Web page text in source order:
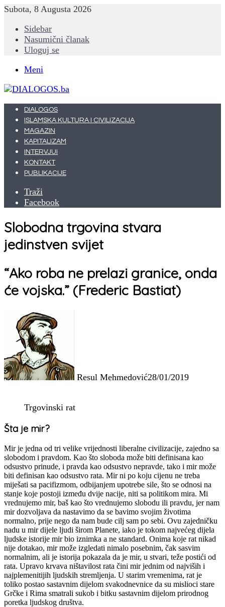
Subota, 8 Augusta 2026
Sidebar
Nasumični članak
Uloguj se
Meni
DIALOGOS
ISLAMSKA KULTURA I CIVILIZACIJA
MAGAZIN
KAPITALIZAM
INTERVJUI
KONTAKT
PUBLIKACIJE
Traži
Facebook
Slobodna trgovina stvara
jedinstven svijet
“Ako roba ne prelazi granice, onda
će vojska.” (Frederic Bastiat)
Resul Mehmedović28/01/2019
Trgovinski rat
Šta je mir?
Mir je jedna od tri velike vrijednosti liberalne civilizacije, zajedno sa
slobodom i pravdom. Kao što sloboda može biti definisana kao
odsustvo prinude, i pravda kao odsustvo nepravde, tako i mir može
biti definisan kao odsustvo rata. Mir ni po koju cijenu ne treba
miješati sa pacifizmom, odbijanjem upotrebe sile, što se odnosi na
stanje koje postoji između dvije nacije, niti sa politikom mira. Mi
vrednujemo mir, baš kao što vrednujemo slobodu ili pravdu, jer nam
mir dozvoljava da nastavimo da se bavimo svojim životima
normalno, prije nego da nam bude cilj sam po sebi. Ovu zajedničku
nadu u mir dijele ljudi širom Planete, iako je tokom najvećeg dijela
ljudske istorije mir bio iznimka a ne standard. Onima koje rat nikad
nije dotakao, mir može izgledati nimalo posebnim, čak sasvim
normalnim, ali je istorija pokazala da je mir, u stvari, teže postići od
rata. Upravo krvava ništavilost rata čini mir jednim od najviših i
najplemenitijih ljudskih stremljenja. U starim vremenima, rat je
toliko postao sastavnim dijelom svakodnevnice da su mislioci stare
Grčke i Rima smatrali sukob i bitku sastavnim dijelom prirodnog
poretka ljudskog društva.